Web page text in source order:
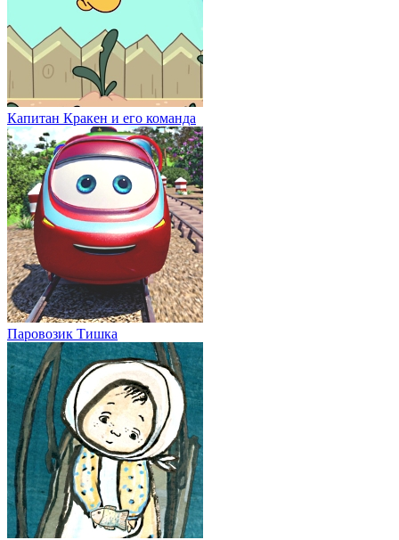
Капитан Кракен и его команда
Паровозик Тишка